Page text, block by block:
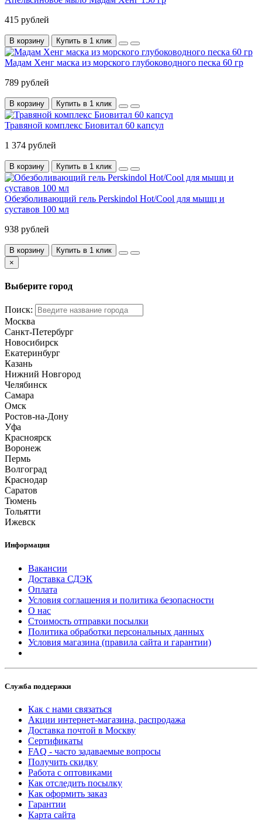
415 рублей
В корзину Купить в 1 клик
Мадам Хенг маска из морского глубоководного песка 60 гр
789 рублей
В корзину Купить в 1 клик
Травяной комплекс Биовитал 60 капсул
1 374 рублей
В корзину Купить в 1 клик
Обезболивающий гель Perskindol Hot/Cool для мышц и
суставов 100 мл
938 рублей
В корзину
Купить в 1 клик
×
Выберите город
Поиск:
Москва
Санкт-Петербург
Новосибирск
Екатеринбург
Казань
Нижний Новгород
Челябинск
Самара
Омск
Ростов-на-Дону
Уфа
Красноярск
Воронеж
Пермь
Волгоград
Краснодар
Саратов
Тюмень
Тольятти
Ижевск
Информация
Вакансии
Доставка СДЭК
Оплата
Условия соглашения и политика безопасности
О нас
Стоимость отправки посылки
Политика обработки персональных данных
Условия магазина (правила сайта и гарантии)
Служба поддержки
Как с нами связаться
Акции интернет-магазина, распродажа
Доставка почтой в Москву
Сертификаты
FAQ - часто задаваемые вопросы
Получить скидку
Работа с оптовиками
Как отследить посылку
Как оформить заказ
Гарантии
Карта сайта